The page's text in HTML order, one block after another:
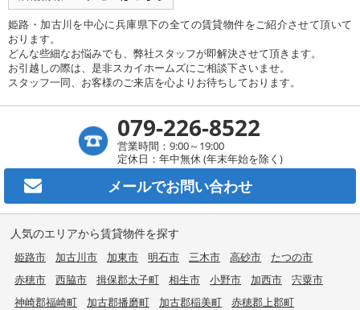
姫路・加古川を中心に兵庫県下の全ての賃貸物件をご紹介させて頂いて
おります。
どんな些細なお悩みでも、弊社スタッフが即解決させて頂きます。
お引越しの際は、是非スカイホームズにご相談下さいませ。
スタッフ一同、お客様のご来店を心よりお待ちしております。
079-226-8522
営業時間：9:00～19:00
定休日：年中無休 (年末年始を除く)
メールでお問い合わせ
人気のエリアから賃貸物件を探す
姫路市 加古川市 加東市 明石市 三木市 高砂市
たつの市
赤穂市
西脇市 揖保郡太子町 相生市 小野市 加西市
宍粟市
神崎郡福崎町
加古郡播磨町 加古郡稲美町
赤穂郡上郡町